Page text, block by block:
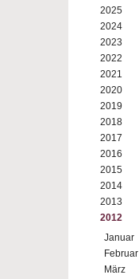
2025
2024
2023
2022
2021
2020
2019
2018
2017
2016
2015
2014
2013
2012
Januar
Februar
März